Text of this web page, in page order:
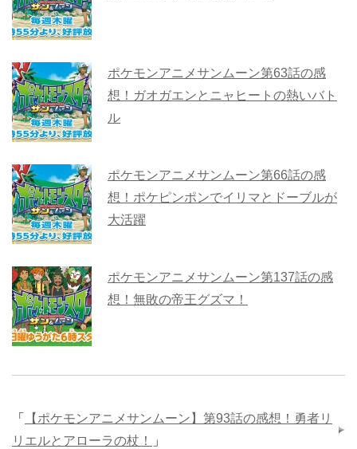
ポケモンアニメサンムーン第63話の感
想！ガオガエンとニャヒートの熱いバト
ル
ポケモンアニメサンムーン第66話の感
想！ポケピンポンでイリマとドーブルが
大活躍
ポケモンアニメサンムーン第137話の感
想！無敗の帝王グズマ！
「
【ポケモンアニメサンムーン】第93話の感想！勇者リ
リエルとアローラの杖！
」